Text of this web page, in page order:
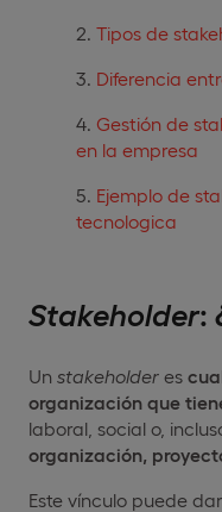
Tipos de
Diferencia
Gestión de
en la empresa
Ejemplo de
tecnologica
Stakeholder:
Un stakeholder es
organización que
laboral, social o,
organización,
Este vínculo puede